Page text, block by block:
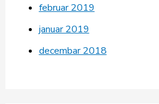
februar 2019
januar 2019
decembar 2018